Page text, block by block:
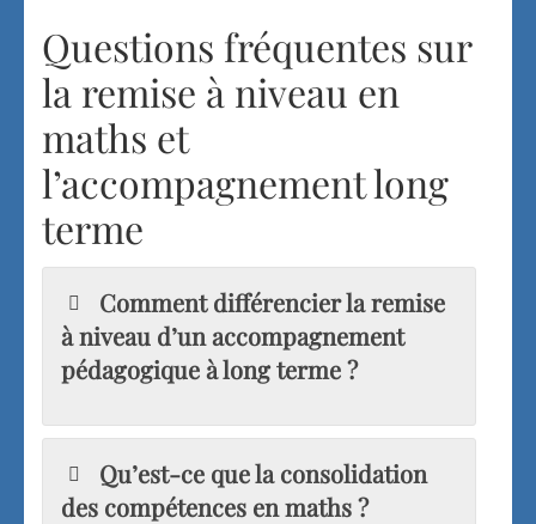
Questions fréquentes sur
la remise à niveau en
maths et
l’accompagnement long
terme
Comment différencier la remise
à niveau d’un accompagnement
pédagogique à long terme ?
Qu’est-ce que la consolidation
des compétences en maths ?